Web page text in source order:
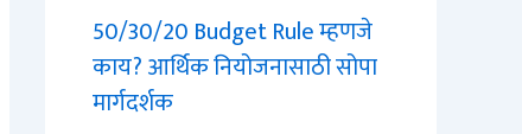
50/30/20 Budget Rule म्हणजे
काय? आर्थिक नियोजनासाठी सोपा
मार्गदर्शक